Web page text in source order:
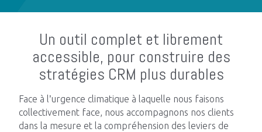
Événements
Insights
Un outil complet et librement
accessible, pour construire des
stratégies CRM plus durables
Face à l’urgence climatique à laquelle nous faisons
collectivement face, nous accompagnons nos clients
dans la mesure et la compréhension des leviers de